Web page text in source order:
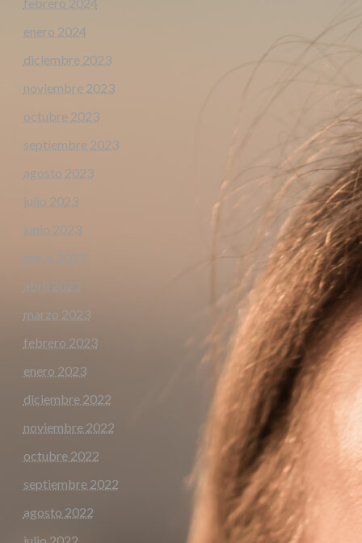
enero 2024
diciembre 2023
noviembre 2023
octubre 2023
septiembre 2023
agosto 2023
julio 2023
junio 2023
mayo 2023
abril 2023
marzo 2023
febrero 2023
enero 2023
diciembre 2022
noviembre 2022
octubre 2022
septiembre 2022
agosto 2022